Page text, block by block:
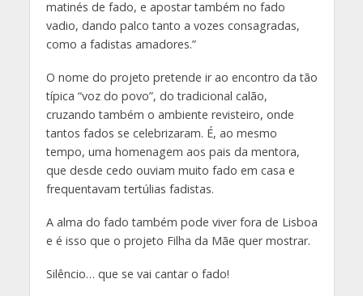
matinés de fado, e apostar também no fado
vadio, dando palco tanto a vozes consagradas,
como a fadistas amadores.”
O nome do projeto pretende ir ao encontro da tão
típica “voz do povo”, do tradicional calão,
cruzando também o ambiente revisteiro, onde
tantos fados se celebrizaram. É, ao mesmo
tempo, uma homenagem aos pais da mentora,
que desde cedo ouviam muito fado em casa e
frequentavam tertúlias fadistas.
A alma do fado também pode viver fora de Lisboa
e é isso que o projeto Filha da Mãe quer mostrar.
Silêncio… que se vai cantar o fado!